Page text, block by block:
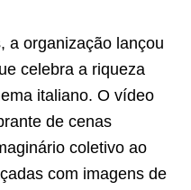
a organização lançou
celebra a riqueza
italiano. O vídeo
de cenas
coletivo ao
com imagens de